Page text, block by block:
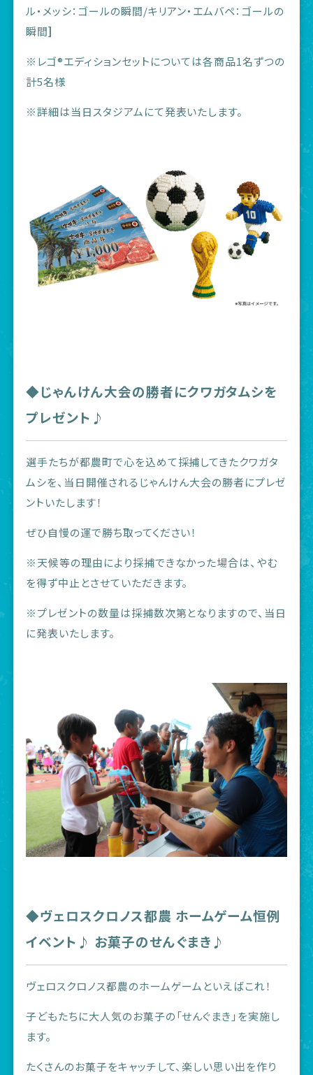
ル・メッシ：ゴールの瞬間/キリアン・エムバペ：ゴールの
瞬間]
※ レゴ®エディションセットについては各商品1名ずつの
計5名様
※詳細は当日スタジアムにて発表いたします。
◆じゃんけん大会の勝者にクワガタムシを
プレゼント♪
選手たちが都農町で心を込めて採捕してきたクワガタ
ムシを、当日開催されるじゃんけん大会の勝者にプレゼ
ントいたします！
ぜひ自慢の運で勝ち取ってください！
※天候等の理由により採捕できなかった場合は、やむ
を得ず中止とさせていただきます。
※プレゼントの数量は採捕数次第となりますので、当日
に発表いたします。
◆ヴェロスクロノス都農 ホームゲーム恒例
イベント♪ お菓子のせんぐまき♪
ヴェロスクロノス都農のホームゲームといえばこれ！
子どもたちに大人気のお菓子の「せんぐまき」を実施し
ます。
たくさんのお菓子をキャッチして、楽しい思い出を作り